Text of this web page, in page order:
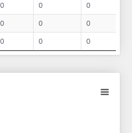
0 0 0
0 0 0
0 0 0